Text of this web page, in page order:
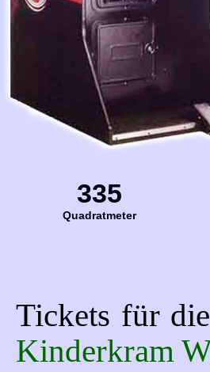
335
Quadratmeter
Tickets für
Kinderkram